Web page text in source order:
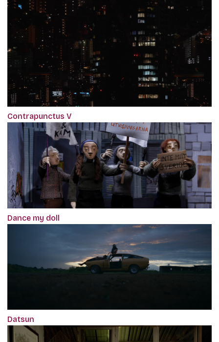
Contrapunctus V
Dance my doll
Datsun